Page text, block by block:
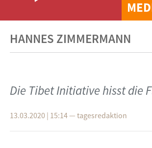
HANNES ZIMMERMANN
Die Tibet Initiative hisst die
13.03.2020 | 15:14— tagesredaktion